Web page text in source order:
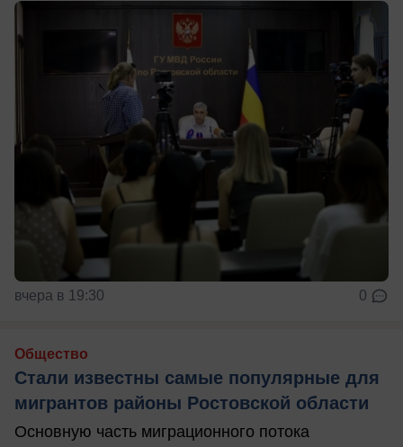
вчера в 19:30 0
Общество
Стали известны самые популярные для
мигрантов районы Ростовской области
Основную часть миграционного потока